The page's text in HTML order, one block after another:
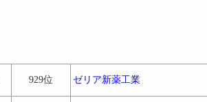
929位 ゼリア新薬工業